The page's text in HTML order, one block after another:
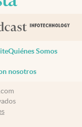
Quiénes Somos
nosotros